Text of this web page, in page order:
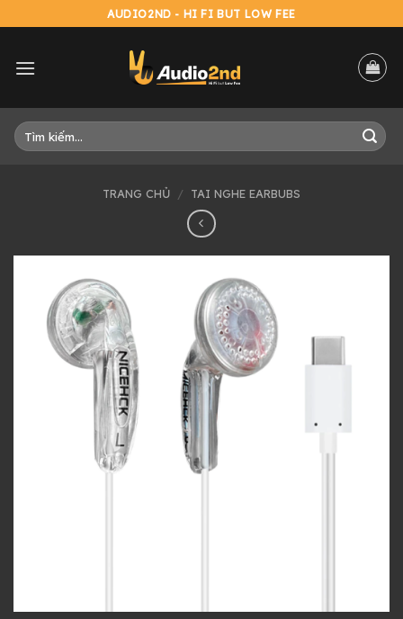
to
AUDIO2ND - HI FI BUT LOW FEE
Tìm
kiếm:
TRANG CHỦ / TAI NGHE EARBUBS